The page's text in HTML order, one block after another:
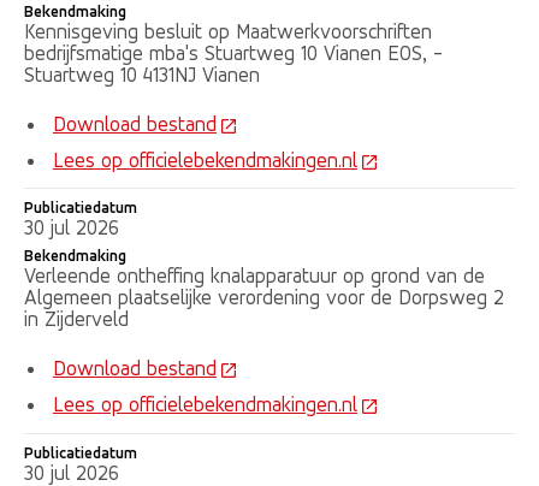
Bekendmaking
Kennisgeving besluit op Maatwerkvoorschriften
bedrijfsmatige mba's Stuartweg 10 Vianen EOS, -
Stuartweg 10 4131NJ Vianen
Download bestand
Lees op officielebekendmakingen.nl
Publicatiedatum
30 jul 2026
Bekendmaking
Verleende ontheffing knalapparatuur op grond van de
Algemeen plaatselijke verordening voor de Dorpsweg 2
in Zijderveld
Download bestand
Lees op officielebekendmakingen.nl
Publicatiedatum
30 jul 2026